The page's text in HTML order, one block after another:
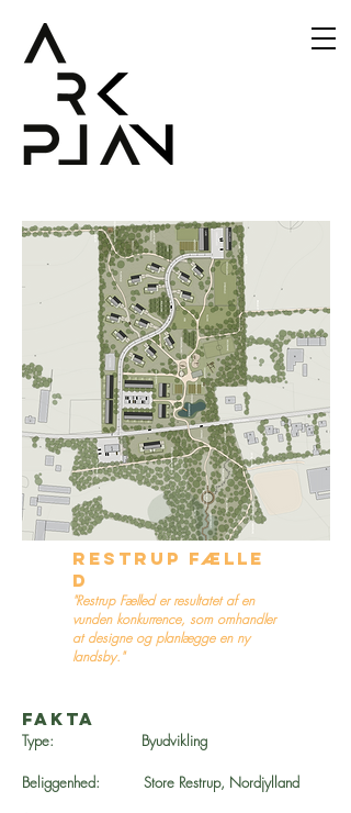
restrup fælle
d
"Restrup Fælled er resultatet af en
vunden konkurrence, som omhandler
at designe og planlægge en ny
landsby."
fakta
Type: Byudvikling
Beliggenhed: Store Restrup, Nordjylland